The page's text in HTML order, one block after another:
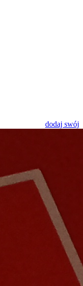
dodaj swój